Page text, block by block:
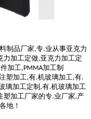
制品厂家,专.业从事亚克力
力加工定做,亚克力加工定
加工,PMMA加工制
塑加工,有.机玻璃加工,有.
璃加工定制 ,有.机玻璃加工
塑加工厂家的专.业厂家,产
地！